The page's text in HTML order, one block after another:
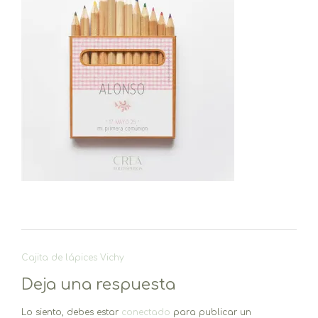
Navegación
entradas
Cajita de lápices Vichy
Deja una respuesta
Lo siento, debes estar conectado para publicar un